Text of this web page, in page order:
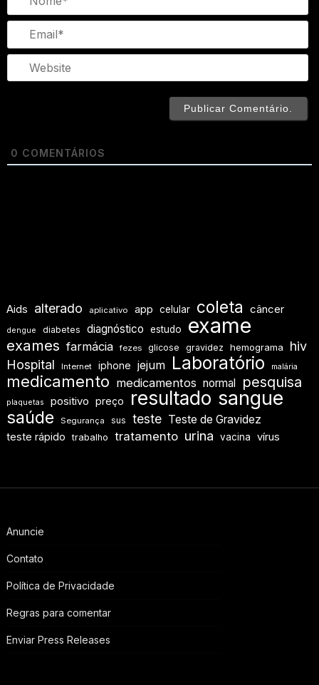
0 COMENTÁRIOS
Aids alterado aplicativo app celular coleta câncer
dengue diabetes diagnóstico estudo exame
exames farmácia fezes glicose gravidez hemograma
hiv
Hospital
Internet iphone jejum Laboratório malária
medicamento medicamentos normal pesquisa
plaquetas positivo preço resultado sangue
saúde Segurança sus teste Teste de Gravidez
teste rápido trabalho tratamento urina vacina vírus
Anuncie
Contato
Política de Privacidade
Regras para comentar
Enviar Press Releases